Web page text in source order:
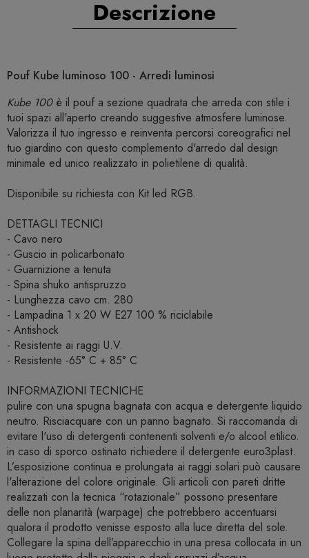
Descrizione
Pouf Kube luminoso 100 - Arredi luminosi
Kube 100è il pouf a sezione quadrata che arreda con stile i
tuoi spazi all'aperto creando suggestive atmosfere luminose.
Valorizza il tuo ingresso e reinventa percorsi coreografici nel
tuo giardino con questo complemento d'arredo dal design
minimale ed unico realizzato in polietilene di qualità.
Disponibile su richiesta con Kit led RGB.
DETTAGLI TECNICI
- Cavo nero
- Guscio in policarbonato
- Guarnizione a tenuta
- Spina shuko antispruzzo
- Lunghezza cavo cm. 280
- Lampadina 1 x 20 W E27 100 % riciclabile
- Antishock
- Resistente ai raggi U.V.
- Resistente -65° C + 85° C
INFORMAZIONI TECNICHE
pulire con una spugna bagnata con acqua e detergente liquido
neutro. Risciacquare con un panno bagnato. Si raccomanda di
evitare l'uso di detergenti contenenti solventi e/o alcool etilico.
in caso di sporco ostinato richiedere il detergente euro3plast.
L’esposizione continua e prolungata ai raggi solari può causare
l'alterazione del colore originale. Gli articoli con pareti dritte
realizzati con la tecnica “rotazionale” possono presentare
delle non planarità (warpage) che potrebbero accentuarsi
qualora il prodotto venisse esposto alla luce diretta del sole.
Collegare la spina dell’apparecchio in una presa collocata in un